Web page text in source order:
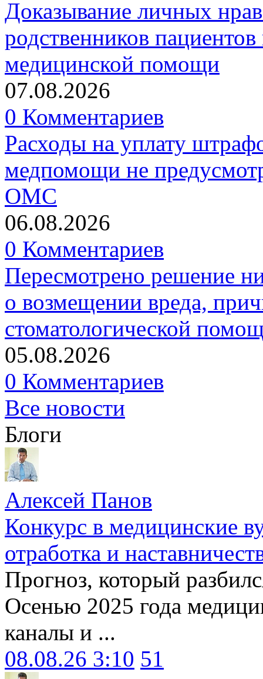
Доказывание личных
родственников
медицинской помощи
07.08.2026
0 Комментариев
Расходы на уплату
медпомощи не
ОМС
06.08.2026
0 Комментариев
Пересмотрено решение
о возмещении вреда,
стоматологической
05.08.2026
0 Комментариев
Все новости
Блоги
Алексей Панов
Конкурс в медицинские
отработка и
Прогноз, который
Осенью 2025 года
каналы и ...
08.08.26 3:10 51